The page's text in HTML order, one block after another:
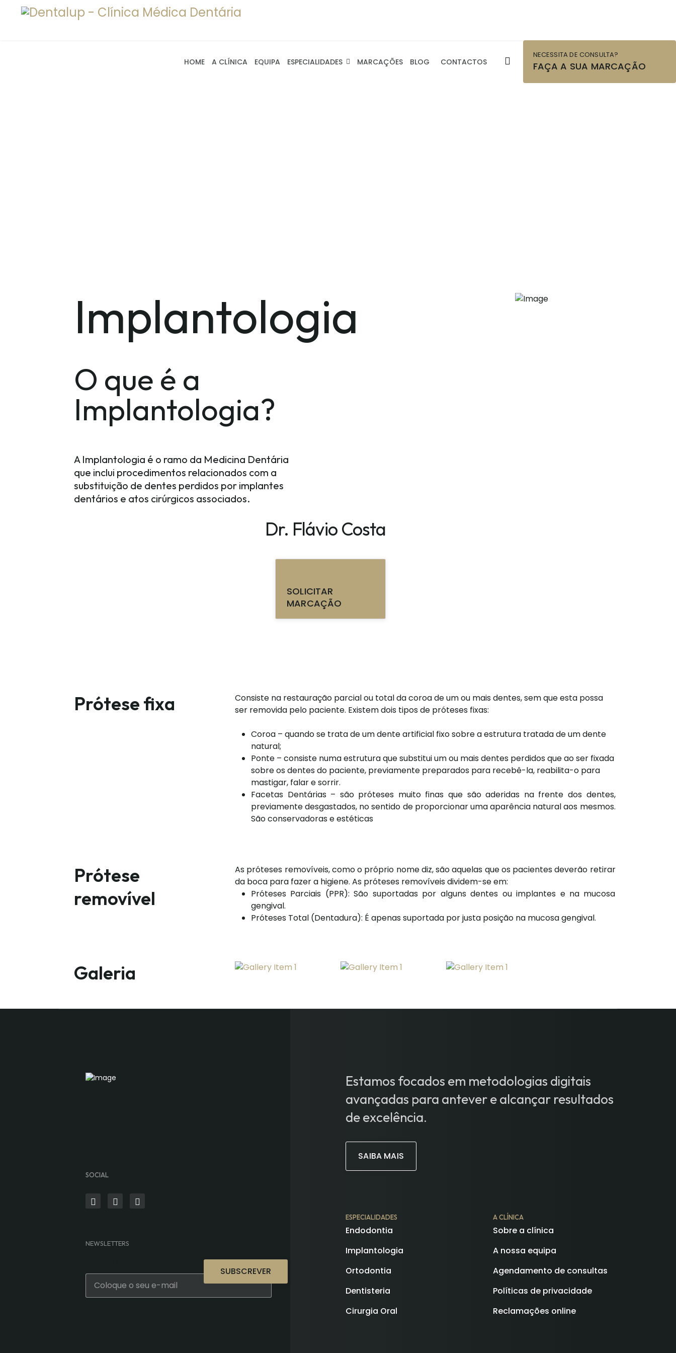
HOME A CLÍNICA EQUIPA ESPECIALIDADES MARCAÇÕES BLOG CONTACTOS
NECESSITA DE CONSULTA?
FAÇA A SUA MARCAÇÃO
Implantologia
O que é a
Implantologia?
A Implantologia é o ramo da Medicina Dentária
que inclui procedimentos relacionados com a
substituição de dentes perdidos por implantes
dentários e atos cirúrgicos associados.
Dr. Flávio Costa
SOLICITAR
MARCAÇÃO
Prótese fixa
Consiste na restauração parcial ou total da coroa de um ou mais dentes, sem que esta possa
ser removida pelo paciente. Existem dois tipos de próteses fixas:
Coroa – quando se trata de um dente artificial fixo sobre a estrutura tratada de um dente
natural;
Ponte – consiste numa estrutura que substitui um ou mais dentes perdidos que ao ser fixada
sobre os dentes do paciente, previamente preparados para recebê-la, reabilita-o para
mastigar, falar e sorrir.
Facetas Dentárias – são próteses muito finas que são aderidas na frente dos dentes,
previamente desgastados, no sentido de proporcionar uma aparência natural aos mesmos.
São conservadoras e estéticas
Prótese
removível
As próteses removíveis, como o próprio nome diz, são aquelas que os pacientes deverão retirar
da boca para fazer a higiene. As próteses removíveis dividem-se em:
Próteses Parciais (PPR): São suportadas por alguns dentes ou implantes e na mucosa
gengival.
Próteses Total (Dentadura): É apenas suportada por justa posição na mucosa gengival.
Galeria
SOCIAL
NEWSLETTERS
SUBSCREVER
Estamos focados em metodologias digitais
avançadas para antever e alcançar resultados
de excelência.
SAIBA MAIS
ESPECIALIDADES
Endodontia
Implantologia
Ortodontia
Dentisteria
Cirurgia Oral
A CLÍNICA
Sobre a clínica
A nossa equipa
Agendamento de consultas
Políticas de privacidade
Reclamações online